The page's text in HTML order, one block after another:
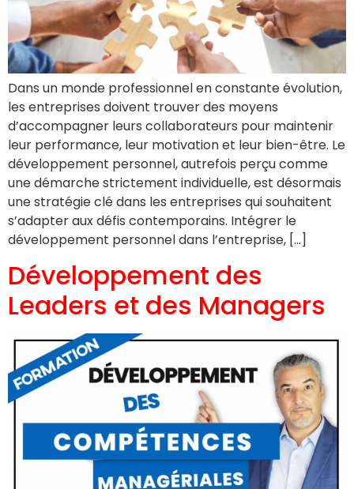
Dans un monde professionnel en constante évolution,
les entreprises doivent trouver des moyens
d’accompagner leurs collaborateurs pour maintenir
leur performance, leur motivation et leur bien-être. Le
développement personnel, autrefois perçu comme
une démarche strictement individuelle, est désormais
une stratégie clé dans les entreprises qui souhaitent
s’adapter aux défis contemporains. Intégrer le
développement personnel dans l’entreprise, […]
Développement des
Leaders et des Managers